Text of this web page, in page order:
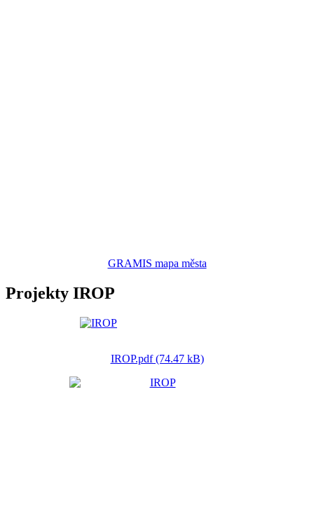
GRAMIS mapa města
Projekty IROP
IROP.pdf (74.47 kB)